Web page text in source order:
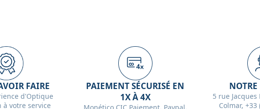
FAIRE
d'Optique
à votre service
PAIEMENT SÉCURISÉ EN
1X À 4X
Monético CIC Paiement, Paypal,
5 rue
Colmar, +33